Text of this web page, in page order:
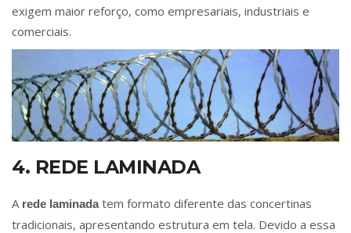
exigem maior reforço, como empresariais, industriais e
comerciais.
4. REDE LAMINADA
A rede laminadatem formato diferente das concertinas
tradicionais, apresentando estrutura em tela. Devido a essa